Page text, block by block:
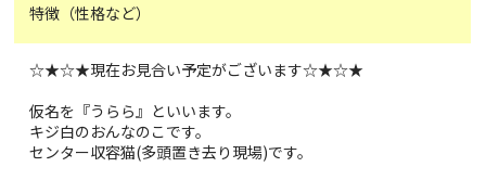
特徴（性格など）
☆★☆★現在お見合い予定がございます☆★☆★
仮名を『うらら』といいます。
キジ白のおんなのこです。
センター収容猫(多頭置き去り現場)です。